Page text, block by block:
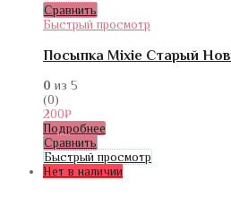
Сравнить
Быстрый просмотр
Посыпка Mixie Старый
0 из 5
(0)
200₽
Подробнее
Сравнить
Быстрый просмотр
Нет в наличии